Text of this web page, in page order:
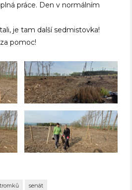
práce. Den v normálním
je tam další sedmistovka!
pomoc!
senát